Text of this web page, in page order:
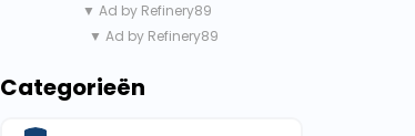
▼ Ad by Refinery89
▼ Ad by Refinery89
Categorieën